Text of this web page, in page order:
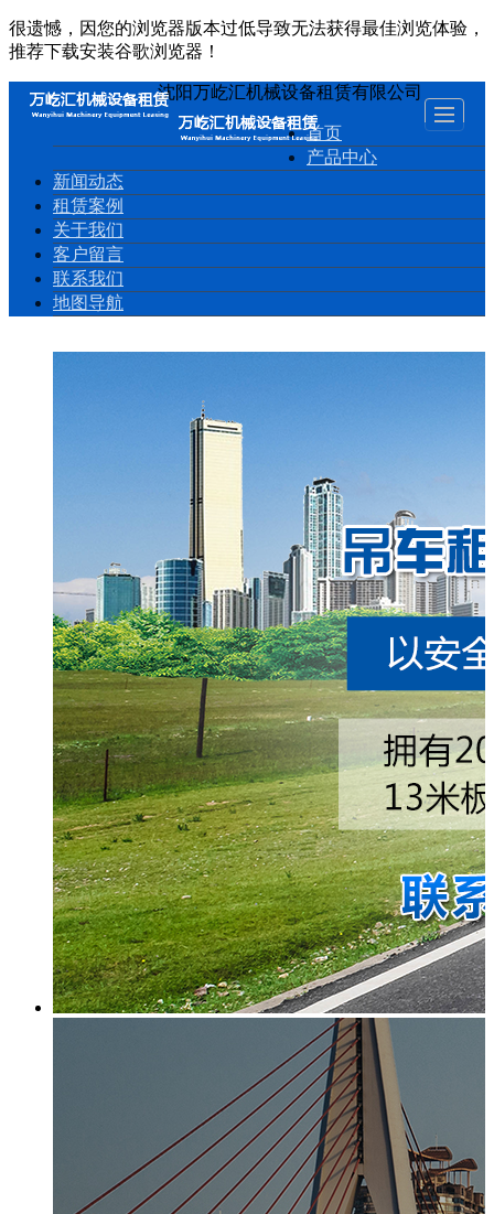
很遗憾，因您的浏览器版本过低导致无法获得最佳浏览体验，
推荐下载安装谷歌浏览器！
沈阳万屹汇机械设备租赁有限公司
首页
产品中心
新闻动态
租赁案例
关于我们
客户留言
联系我们
地图导航